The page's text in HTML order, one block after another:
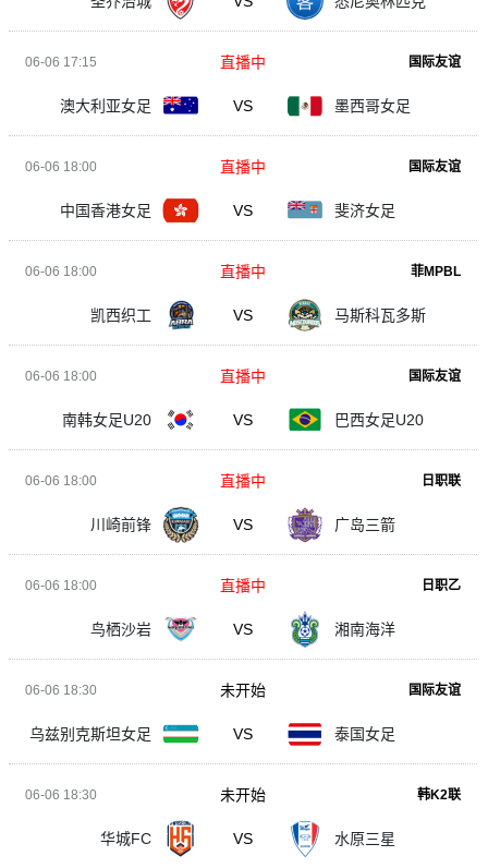
06-06 17:15 国际友谊
澳大利亚女足 VS 墨西哥女足
直播中
06-06 18:00 国际友谊
中国香港女足 VS 斐济女足
直播中
06-06 18:00 菲MPBL
凯西织工 VS 马斯科瓦多斯
直播中
06-06 18:00 国际友谊
南韩女足U20 VS 巴西女足U20
直播中
06-06 18:00 日职联
川崎前锋 VS 广岛三箭
直播中
06-06 18:00 日职乙
鸟栖沙岩 VS 湘南海洋
直播中
06-06 18:30 国际友谊
乌兹别克斯坦女足 VS 泰国女足
未开始
06-06 18:30 韩K2联
华城FC VS 水原三星
未开始